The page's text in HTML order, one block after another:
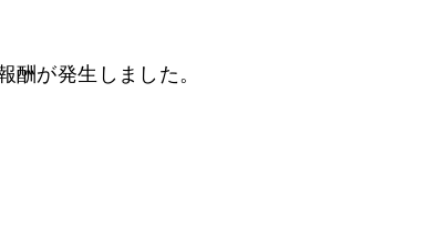
酬が発生しました。